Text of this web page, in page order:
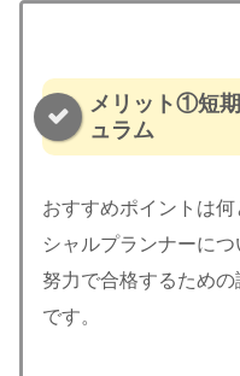
メリット①短
ュラム
おすすめポイントは
シャルプランナーに
努力で合格するため
です。